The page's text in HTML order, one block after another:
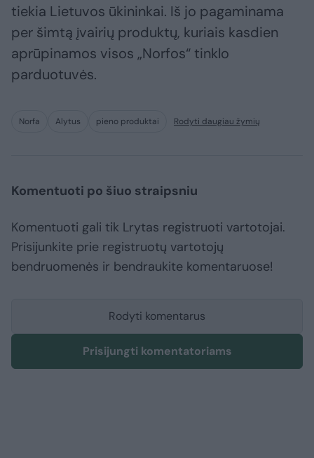
tiekia Lietuvos ūkininkai. Iš jo pagaminama
per šimtą įvairių produktų, kuriais kasdien
aprūpinamos visos „Norfos“ tinklo
parduotuvės.
Norfa Alytus pieno produktai Rodyti daugiau žymių
Komentuoti po šiuo straipsniu
Komentuoti gali tik Lrytas registruoti vartotojai.
Prisijunkite prie registruotų vartotojų
bendruomenės ir bendraukite komentaruose!
Rodyti komentarus
Prisijungti komentatoriams